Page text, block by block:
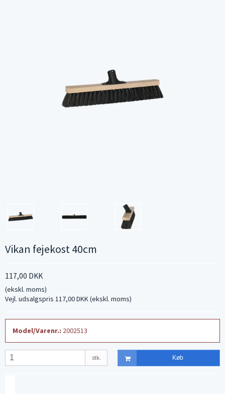
Vikan fejekost 40cm
117,00 DKK
(ekskl. moms)
Vejl. udsalgspris 117,00 DKK(ekskl. moms)
Model/Varenr.: 2002513
stk. Køb